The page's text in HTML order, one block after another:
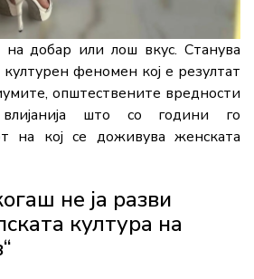
добар или лош вкус. Станува
феномен кој е резултат
општествените вредности
што со години го
на кој се доживува женската
не ја разви
култура на